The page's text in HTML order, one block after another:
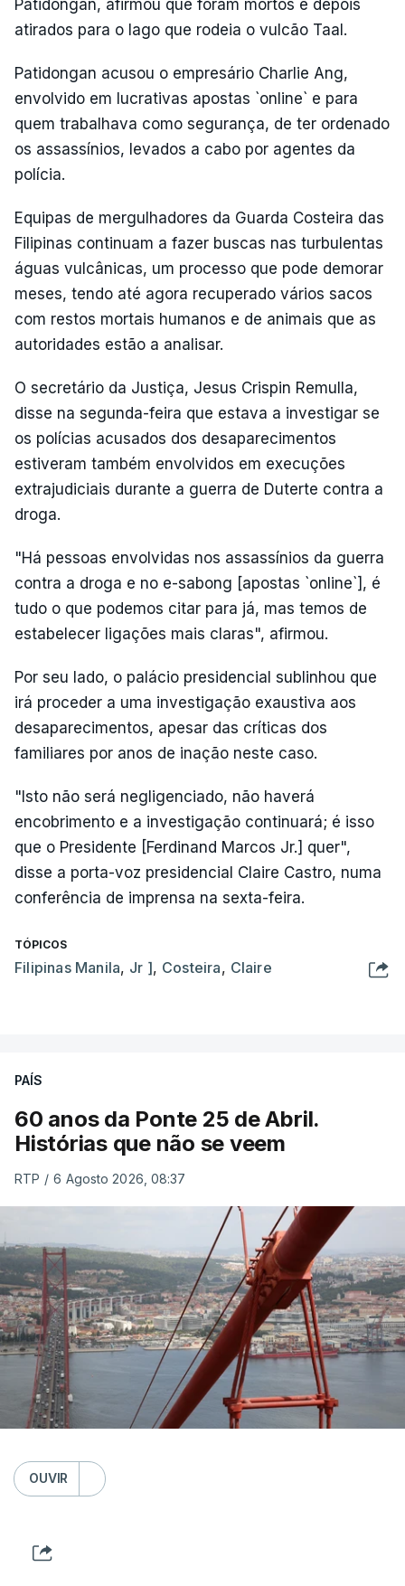
Patidongan, afirmou que foram mortos e depois
atirados para o lago que rodeia o vulcão Taal.
Patidongan acusou o empresário Charlie Ang,
envolvido em lucrativas apostas `online` e para
quem trabalhava como segurança, de ter ordenado
os assassínios, levados a cabo por agentes da
polícia.
Equipas de mergulhadores da Guarda Costeira das
Filipinas continuam a fazer buscas nas turbulentas
águas vulcânicas, um processo que pode demorar
meses, tendo até agora recuperado vários sacos
com restos mortais humanos e de animais que as
autoridades estão a analisar.
O secretário da Justiça, Jesus Crispin Remulla,
disse na segunda-feira que estava a investigar se
os polícias acusados dos desaparecimentos
estiveram também envolvidos em execuções
extrajudiciais durante a guerra de Duterte contra a
droga.
"Há pessoas envolvidas nos assassínios da guerra
contra a droga e no e-sabong [apostas `online`], é
tudo o que podemos citar para já, mas temos de
estabelecer ligações mais claras", afirmou.
Por seu lado, o palácio presidencial sublinhou que
irá proceder a uma investigação exaustiva aos
desaparecimentos, apesar das críticas dos
familiares por anos de inação neste caso.
"Isto não será negligenciado, não haverá
encobrimento e a investigação continuará; é isso
que o Presidente [Ferdinand Marcos Jr.] quer",
disse a porta-voz presidencial Claire Castro, numa
conferência de imprensa na sexta-feira.
TÓPICOS
Filipinas Manila, Jr ], Costeira, Claire
PAÍS
60 anos da Ponte 25 de Abril.
Histórias que não se veem
RTP / 6 Agosto 2026, 08:37
OUVIR